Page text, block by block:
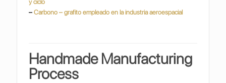
y ciclo
– Carbono – grafito empleado en la industriaaeroespacial
Handmade Manufacturing
Process